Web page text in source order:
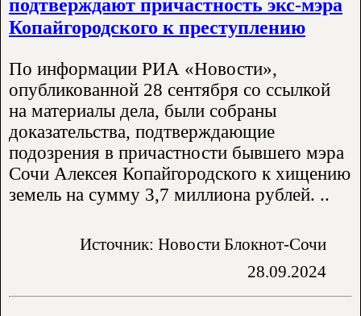
подтверждают причастность экс-мэра
Копайгородского к преступлению
По информации РИА «Новости»,
опубликованной 28 сентября со ссылкой
на материалы дела, были собраны
доказательства, подтверждающие
подозрения в причастности бывшего мэра
Сочи Алексея Копайгородского к хищению
земель на сумму 3,7 миллиона рублей. ..
Источник: Новости Блокнот-Сочи
28.09.2024